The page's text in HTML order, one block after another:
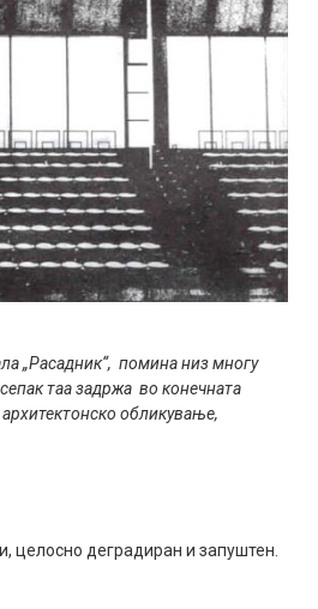
„Расадник“, помина низ многу
таа задржа во конечната
обликување,
целосно деградиран и запуштен.